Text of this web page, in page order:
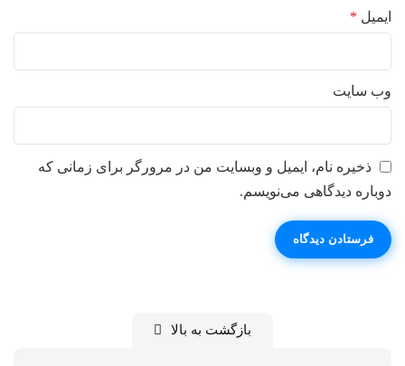
ایمیل *
وب‌ سایت
ذخیره نام، ایمیل و وبسایت من در مرورگر برای زمانی که
دوباره دیدگاهی می‌نویسم.
بازگشت به بالا